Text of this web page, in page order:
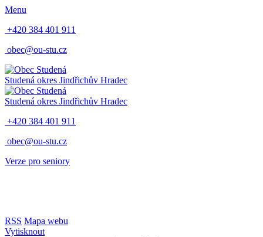
Menu
+420 384 401 911
obec@ou-stu.cz
Studená okres Jindřichův Hradec
Studená okres Jindřichův Hradec
+420 384 401 911
obec@ou-stu.cz
Verze pro seniory
RSS Mapa webu
Vytisknout